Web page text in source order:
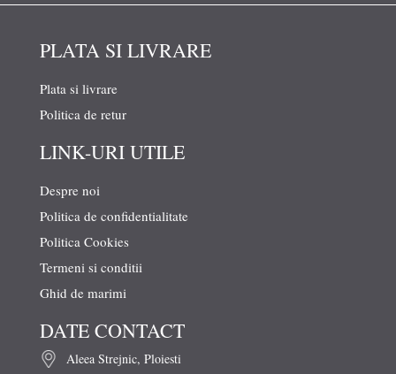
PLATA SI LIVRARE
Plata si livrare
Politica de retur
LINK-URI UTILE
Despre noi
Politica de confidentialitate
Politica Cookies
Termeni si conditii
Ghid de marimi
DATE CONTACT
Aleea Strejnic, Ploiesti